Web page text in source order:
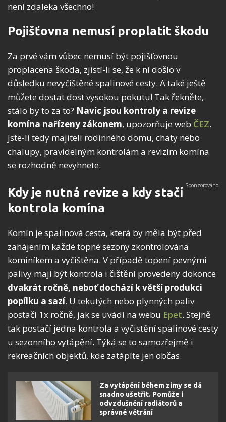
není zdaleka všechno!
Pojišťovna nemusí proplatit škodu
Za prvé vám vůbec nemusí být pojišťovnou
proplacena škoda, zjistí-li se, že k ní došlo v
důsledku nevyčištěné spalinové cesty. A také ještě
můžete dostat dost vysokou pokutu! Tak řekněte,
stálo by to za to? Navíc jsou kontroly a revize
komína nařízeny zákonem, upozorňuje web ČEZ.
Jste-li tedy majiteli rodinného domu, chaty nebo
chalupy, pravidelným kontrolám a revizím komína
se rozhodně nevyhnete.
Kdy je nutná revize a kdy stačí
kontrola komína
Komín je spalinová cesta, která by měla být před
zahájením každé topné sezony zkontrolována
kominíkem a vyčištěna. V případě topení pevnými
palivy mají být kontrola i čištění provedeny dokonce
dvakrát ročně, neboť dochází k větší produkci
popílku a sazí. U tekutých nebo plynných paliv
postačí 1x ročně, jak se uvádí na webu Epet. Stejně
tak postačí jedna kontrola a vyčistění spalinové cesty
u sezonního vytápění. Týká se to samozřejmě i
rekreačních objektů, kde zatápíte jen občas.
Za vytápění během zimy se dá
snadno ušetřit. Pomůže i
odvzdušnění radiátorů a
správné větrání